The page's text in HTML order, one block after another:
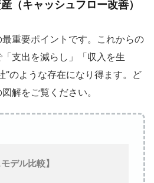
（キャッシュフロー改善）
重要ポイントです。これからの
支出を減らし」「収入を生
”のような存在になり得ます。ど
解をご覧ください。
デル比較】